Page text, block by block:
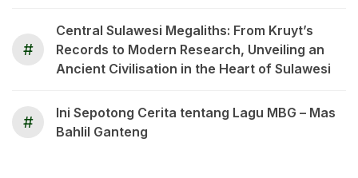
#
Central Sulawesi Megaliths: From Kruyt’s
Records to Modern Research, Unveiling an
Ancient Civilisation in the Heart of Sulawesi
#
Ini Sepotong Cerita tentang Lagu MBG – Mas
Bahlil Ganteng